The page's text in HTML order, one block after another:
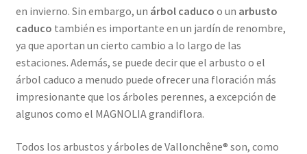
en invierno. Sin embargo, un árbol caduco o un arbusto
caduco también es importante en un jardín de renombre,
ya que aportan un cierto cambio a lo largo de las
estaciones. Además, se puede decir que el arbusto o el
árbol caduco a menudo puede ofrecer una floración más
impresionante que los árboles perennes, a excepción de
algunos como el MAGNOLIA grandiflora.
Todos los arbustos y árboles de Vallonchêne® son, como